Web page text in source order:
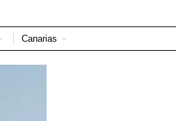
Canarias